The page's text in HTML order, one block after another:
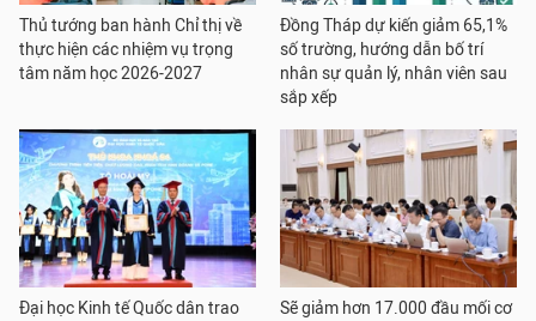
Thủ tướng ban hành Chỉ thị về
thực hiện các nhiệm vụ trọng
tâm năm học 2026-2027
Đồng Tháp dự kiến giảm 65,1%
số trường, hướng dẫn bố trí
nhân sự quản lý, nhân viên sau
sắp xếp
Đại học Kinh tế Quốc dân trao
Sẽ giảm hơn 17.000 đầu mối cơ